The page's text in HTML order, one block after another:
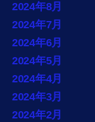
2024年8月
2024年7月
2024年6月
2024年5月
2024年4月
2024年3月
2024年2月